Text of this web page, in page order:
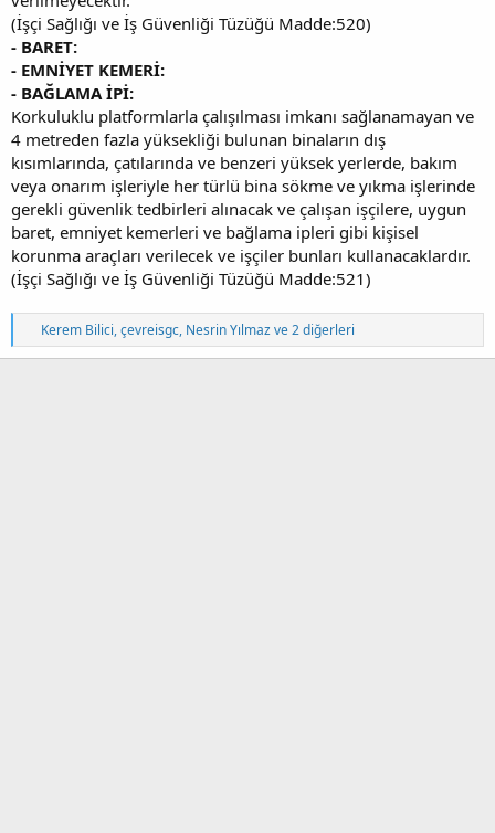
(İşçi Sağlığı ve İş Güvenliği Tüzüğü Madde:520)
- BARET:
- EMNİYET KEMERİ:
- BAĞLAMA İPİ:
Korkuluklu platformlarla çalışılması imkanı sağlanamayan ve
4 metreden fazla yüksekliği bulunan binaların dış
kısımlarında, çatılarında ve benzeri yüksek yerlerde, bakım
veya onarım işleriyle her türlü bina sökme ve yıkma işlerinde
gerekli güvenlik tedbirleri alınacak ve çalışan işçilere, uygun
baret, emniyet kemerleri ve bağlama ipleri gibi kişisel
korunma araçları verilecek ve işçiler bunları kullanacaklardır.
(İşçi Sağlığı ve İş Güvenliği Tüzüğü Madde:521)
T
e
p
Kerem Bilici,çevreisgc, Nesrin Yılmazve 2 diğerleri